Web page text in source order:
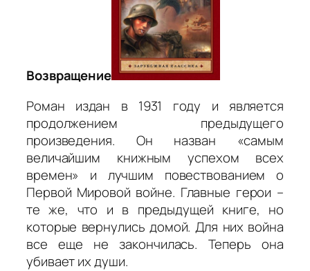
Возвращение
Роман издан в 1931 году и является
продолжением предыдущего
произведения. Он назван «самым
величайшим книжным успехом всех
времен» и лучшим повествованием о
Первой Мировой войне. Главные герои –
те же, что и в предыдущей книге, но
которые вернулись домой. Для них война
все еще не закончилась. Теперь она
убивает их души.